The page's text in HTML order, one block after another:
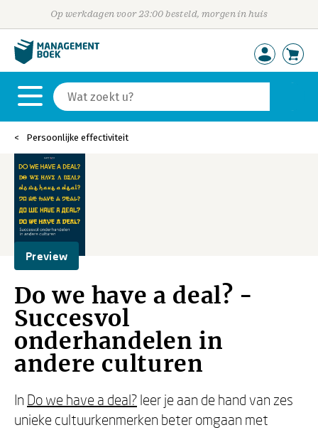
Op werkdagen voor 23:00 besteld, morgen in huis
Persoonlijke effectiviteit
Preview
Do we have a deal? -
Succesvol
onderhandelen in
andere culturen
In Do we have a deal? leer je aan de hand van zes
unieke cultuurkenmerken beter omgaan met